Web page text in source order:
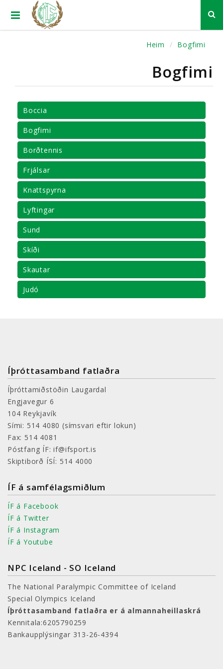
Heim Bogfimi
Bogfimi
Boccia
Bogfimi
Borðtennis
Frjálsar
Knattspyrna
Lyftingar
Sund
Skíði
Skautar
Judó
Íþróttasamband fatlaðra
Íþróttamiðstöðin Laugardal
Engjavegur 6
104 Reykjavík
Sími: 514 4080(símsvari eftir lokun)
Fax: 514 4081
Póstfang ÍF: if@ifsport.is
Skiptiborð ÍSÍ: 514 4000
ÍF á samfélagsmiðlum
ÍF á Facebook
ÍF á Twitter
ÍF á Instagram
ÍF á Youtube
NPC Iceland - SO Iceland
The National Paralympic Committee of Iceland
Special Olympics Iceland
Íþróttasamband fatlaðra er á almannaheillaskrá
Kennitala:6205790259
Bankaupplýsingar 313-26-4394